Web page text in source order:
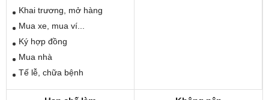
Khai trương, mở hàng
Mua xe, mua ví...
Ký hợp đồng
Mua nhà
Tế lễ, chữa bệnh